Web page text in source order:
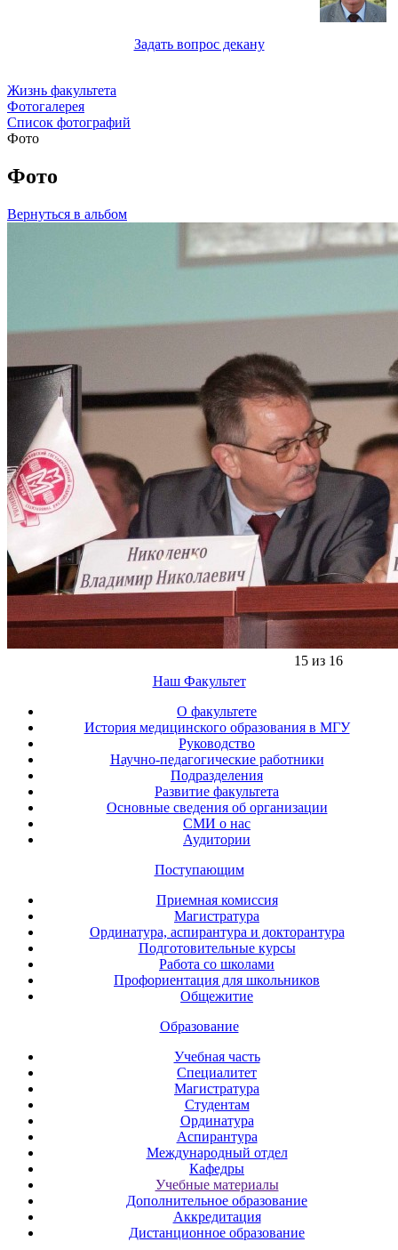
Задать вопрос декану
Жизнь факультета
Фотогалерея
Список фотографий
Фото
Фото
Вернуться в альбом
15 из 16
Наш Факультет
О факультете
История медицинского образования в МГУ
Руководство
Научно-педагогические работники
Подразделения
Развитие факультета
Основные сведения об организации
СМИ о нас
Аудитории
Поступающим
Приемная комиссия
Магистратура
Ординатура, аспирантура и докторантура
Подготовительные курсы
Работа со школами
Профориентация для школьников
Общежитие
Образование
Учебная часть
Специалитет
Магистратура
Студентам
Ординатура
Аспирантура
Международный отдел
Кафедры
Учебные материалы
Дополнительное образование
Аккредитация
Дистанционное образование